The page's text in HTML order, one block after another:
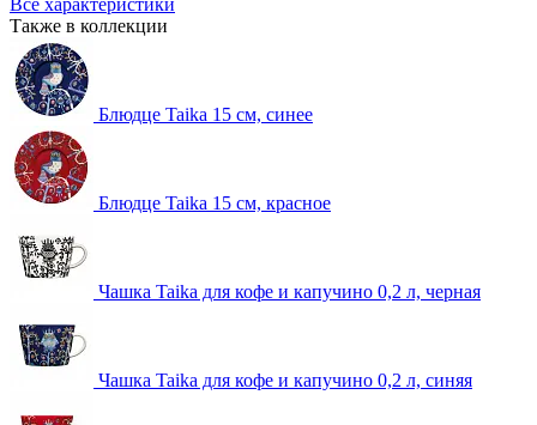
Также в коллекции
Блюдце Taika 15 см, синее
Блюдце Taika 15 см, красное
Чашка Taika для кофе и капучино 0,2 л, черная
Чашка Taika для кофе и капучино 0,2 л, синяя